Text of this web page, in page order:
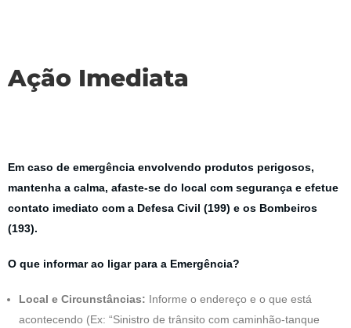
Ação Imediata
Em caso de emergência envolvendo produtos perigosos,
mantenha a calma, afaste-se do local com segurança e efetue
contato imediato com a Defesa Civil (199) e os Bombeiros
(193).
O que informar ao ligar para a Emergência?
Local e Circunstâncias: Informe o endereço e o que está
acontecendo (Ex: “Sinistro de trânsito com caminhão-tanque